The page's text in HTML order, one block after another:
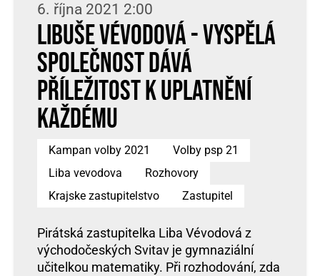
6. října 2021 2:00
Libuše Vévodová - Vyspělá
společnost dává
příležitost k uplatnění
každému
Kampan volby 2021
Volby psp 21
Liba vevodova
Rozhovory
Krajske zastupitelstvo
Zastupitel
Pirátská zastupitelka Liba Vévodová z
východočeských Svitav je gymnaziální
učitelkou matematiky. Při rozhodování, zda